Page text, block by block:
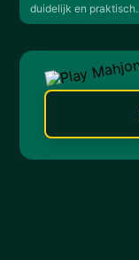
duidelijk en praktisch.